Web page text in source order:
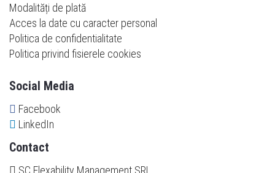
Modalități de plată
Acces la date cu caracter personal
Politica de confidentialitate
Politica privind fisierele cookies
Social Media
Facebook
LinkedIn
Contact
SC Flexability Management SRL